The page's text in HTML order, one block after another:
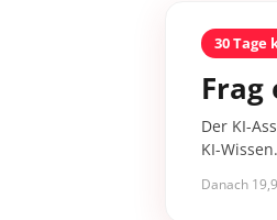
30 Tage
Der KI-
KI-Wissen.
Danach